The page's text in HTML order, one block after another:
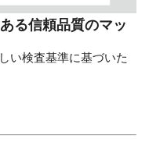
る信頼品質のマッ
い検査基準に基づいた